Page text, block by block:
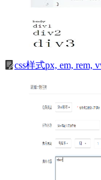
css样式px, em, rem,